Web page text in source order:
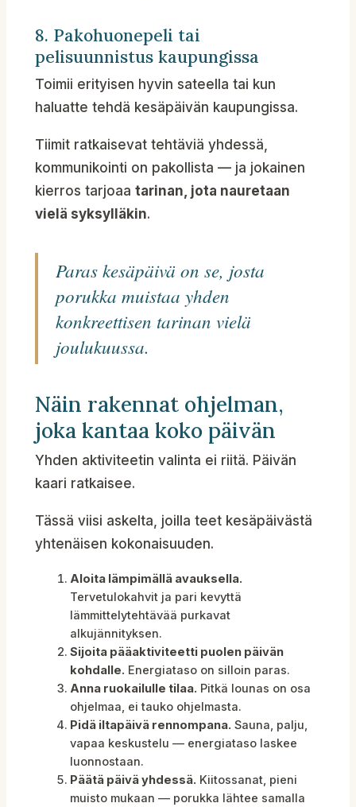
8. Pakohuonepeli tai
pelisuunnistus kaupungissa
Toimii erityisen hyvin sateella tai kun
haluatte tehdä kesäpäivän kaupungissa.
Tiimit ratkaisevat tehtäviä yhdessä,
kommunikointi on pakollista — ja jokainen
kierros tarjoaatarinan, jota nauretaan
vielä syksylläkin.
Paras kesäpäivä on se, josta
porukka muistaa yhden
konkreettisen tarinan vielä
joulukuussa.
Näin rakennat ohjelman,
joka kantaa koko päivän
Yhden aktiviteetin valinta ei riitä. Päivän
kaari ratkaisee.
Tässä viisi askelta, joilla teet kesäpäivästä
yhtenäisen kokonaisuuden.
Aloita lämpimällä avauksella.
Tervetulokahvit ja pari kevyttä
lämmittelytehtävää purkavat
alkujännityksen.
Sijoita pääaktiviteetti puolen päivän
kohdalle. Energiataso on silloin paras.
Anna ruokailulle tilaa. Pitkä lounas on osa
ohjelmaa, ei tauko ohjelmasta.
Pidä iltapäivä rennompana. Sauna, palju,
vapaa keskustelu — energiataso laskee
luonnostaan.
Päätä päivä yhdessä. Kiitossanat, pieni
muisto mukaan — porukka lähtee samalla